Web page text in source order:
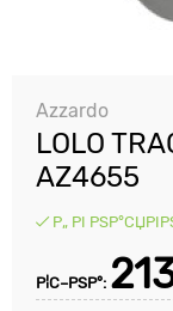
Azzardo
LOLO
AZ4655
Р„ РІ
Р¦С–РЅР°: